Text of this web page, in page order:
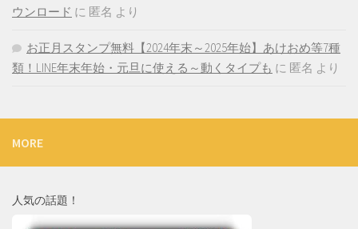
ウンロード に 匿名 より
お正月スタンプ無料【2024年末～2025年始】あけおめ等7種
類！LINE年末年始・元旦に使える～動くタイプも に 匿名 より
MORE
人気の話題！